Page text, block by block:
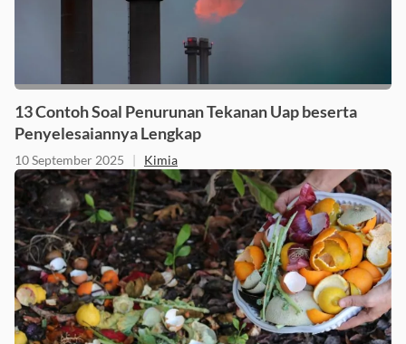
13 Contoh Soal Penurunan Tekanan Uap beserta
Penyelesaiannya Lengkap
10 September 2025 | Kimia